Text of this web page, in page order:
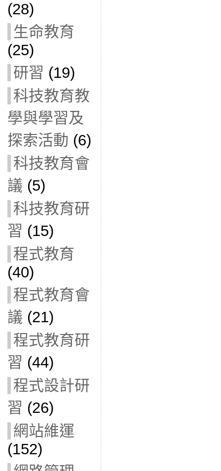
(28)
生命教育
(25)
研習 (19)
科技教育教
學與學習及
探索活動 (6)
科技教育會
議 (5)
科技教育研
習 (15)
程式教育
(40)
程式教育會
議 (21)
程式教育研
習 (44)
程式設計研
習 (26)
網站維運
(152)